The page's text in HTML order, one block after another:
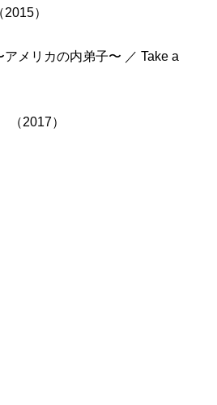
）
メリカの内弟子〜 ／ Take a
2017）